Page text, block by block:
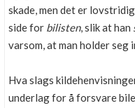
skade, men det er
side for bilisten, slik at han
varsom, at man holder
Hva slags
underlag for å forsvare